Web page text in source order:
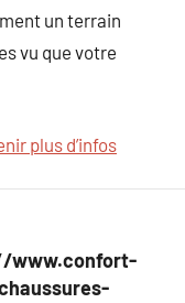
un terrain
vu que votre
plus d’infos
www.confort-